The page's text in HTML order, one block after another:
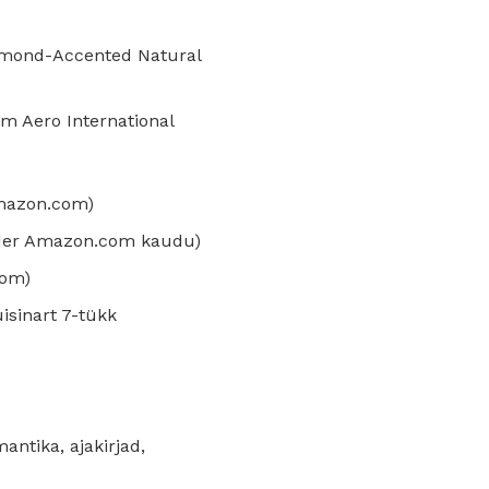
Accented Natural
Aero International
Amazon.com kaudu)
7-tükk
ajakirjad,